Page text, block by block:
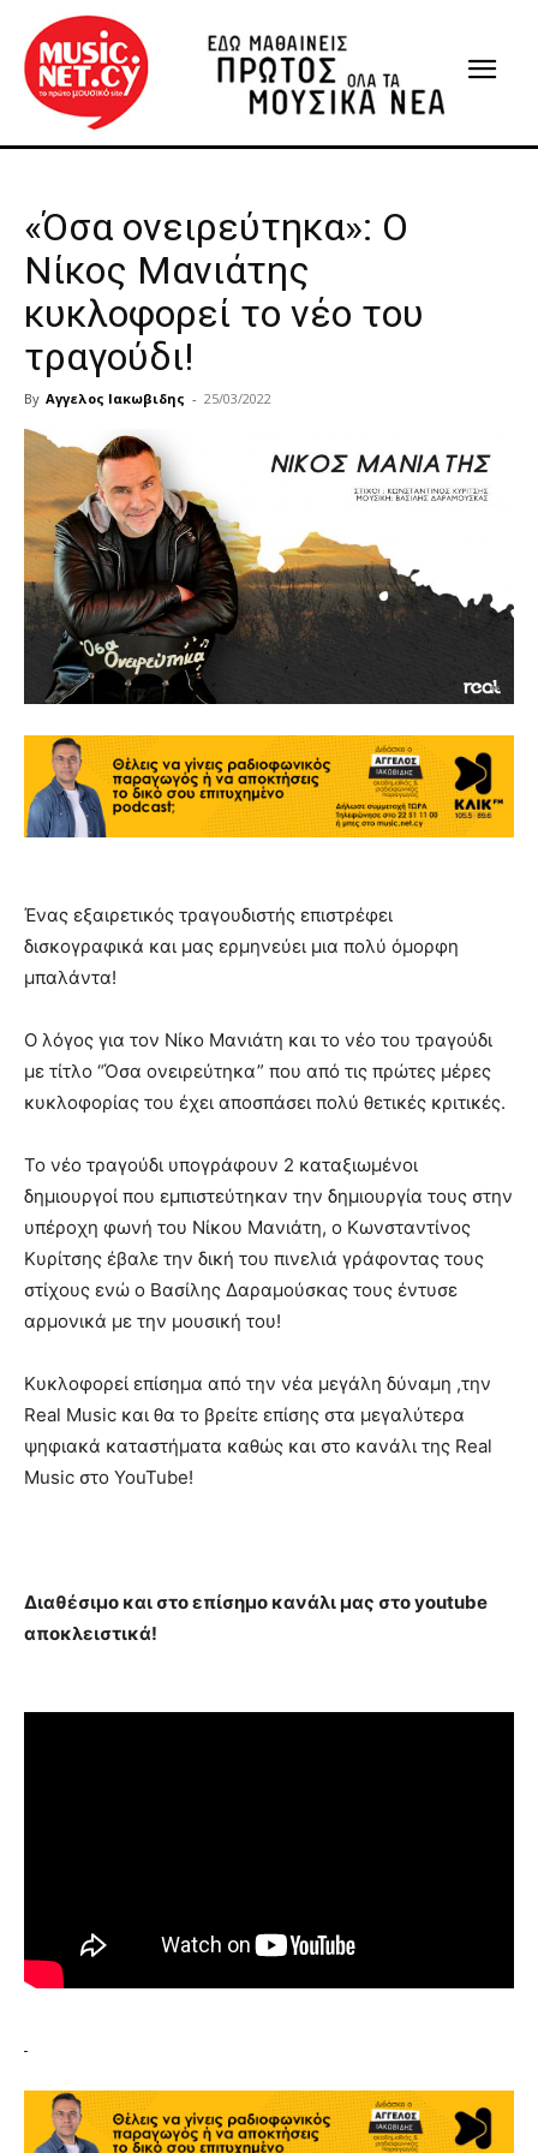
«Όσα ονειρεύτηκα»: Ο
Νίκος Μανιάτης
κυκλοφορεί το νέο του
τραγούδι!
By Αγγελος Ιακωβιδης - 25/03/2022
Ένας εξαιρετικός τραγουδιστής επιστρέφει
δισκογραφικά και μας ερμηνεύει μια πολύ όμορφη
μπαλάντα!
Ο λόγος για τον Νίκο Μανιάτη και το νέο του τραγούδι
με τίτλο “Όσα ονειρεύτηκα” που από τις πρώτες μέρες
κυκλοφορίας του έχει αποσπάσει πολύ θετικές κριτικές.
Το νέο τραγούδι υπογράφουν 2 καταξιωμένοι
δημιουργοί που εμπιστεύτηκαν την δημιουργία τους στην
υπέροχη φωνή του Νίκου Μανιάτη, ο Κωνσταντίνος
Κυρίτσης έβαλε την δική του πινελιά γράφοντας τους
στίχους ενώ ο Βασίλης Δαραμούσκας τους έντυσε
αρμονικά με την μουσική του!
Κυκλοφορεί επίσημα από την νέα μεγάλη δύναμη ,την
Real Music και θα το βρείτε επίσης στα μεγαλύτερα
ψηφιακά καταστήματα καθώς και στο κανάλι της Real
Music στο YouTube!
Διαθέσιμο και στο επίσημο κανάλι μας στοyoutube
αποκλειστικά!